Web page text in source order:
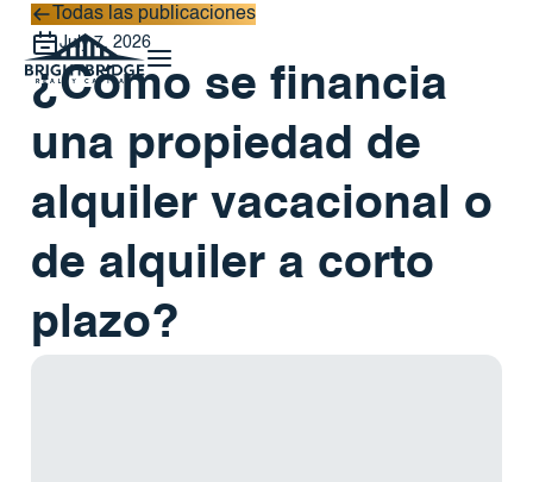
Todas las publicaciones
Todas las publicaciones
July 7, 2026
¿Cómo se financia
una propiedad de
alquiler vacacional o
de alquiler a corto
plazo?